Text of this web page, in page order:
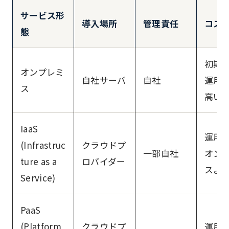
サービス形
態
導入場所 管理責任 コス
オンプレミ
ス
自社サーバ 自社
初期
運用
高い
IaaS
(Infrastruc
ture as a
Service)
クラウドプ
ロバイダー
一部自社
運用
オン
スよ
PaaS
(Platform
クラウドプ
運用